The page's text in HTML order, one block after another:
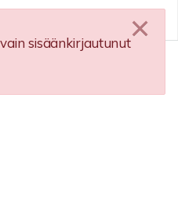
sisäänkirjautunut